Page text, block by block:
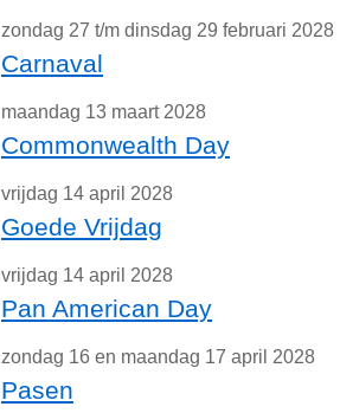
zondag 27 t/m dinsdag 29 februari 2028
Carnaval
maandag 13 maart 2028
Commonwealth Day
vrijdag 14 april 2028
Goede Vrijdag
vrijdag 14 april 2028
Pan American Day
zondag 16 en maandag 17 april 2028
Pasen